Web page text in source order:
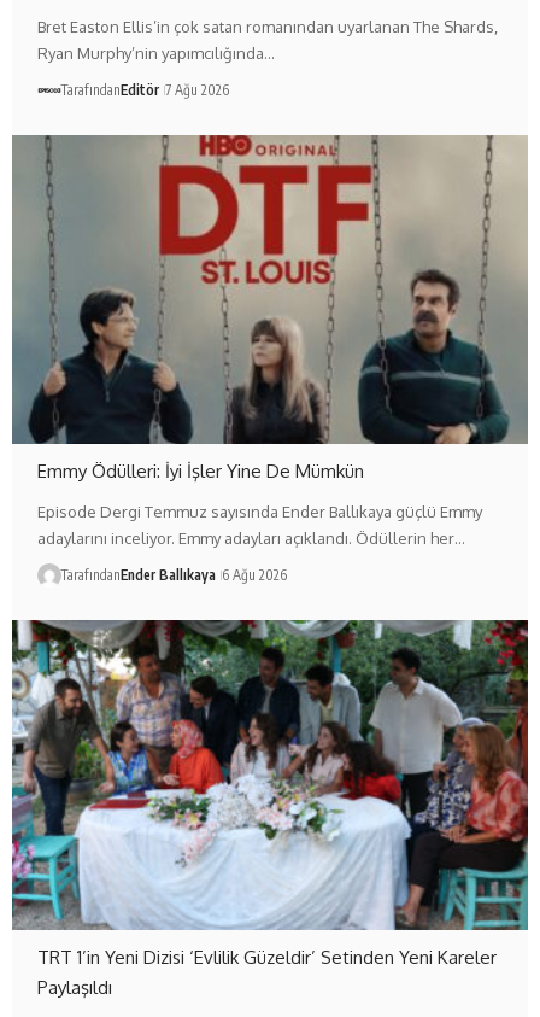
Bret Easton Ellis’in çok satan romanından uyarlanan The Shards,
Ryan Murphy’nin yapımcılığında…
TarafındanEditör 7 Ağu 2026
Emmy Ödülleri: İyi İşler Yine De Mümkün
Episode Dergi Temmuz sayısında Ender Ballıkaya güçlü Emmy
adaylarını inceliyor. Emmy adayları açıklandı. Ödüllerin her…
TarafındanEnder Ballıkaya 6 Ağu 2026
TRT 1’in Yeni Dizisi ‘Evlilik Güzeldir’ Setinden Yeni Kareler
Paylaşıldı